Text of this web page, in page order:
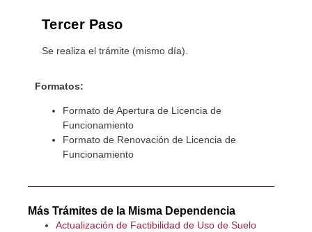
Tercer Paso
Se realiza el trámite (mismo día).
Formatos:
Formato de Apertura de Licencia de
Funcionamiento
Formato de Renovación de Licencia de
Funcionamiento
Más Trámites de la Misma Dependencia
Actualización de Factibilidad de Uso de Suelo